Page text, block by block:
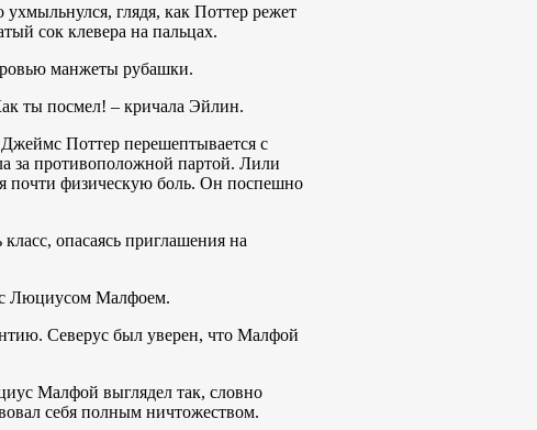
глядя, как Поттер режет
сок клевера на пальцах.
манжеты рубашки.
ты посмел! – кричала Эйлин.
Поттер перешептывается с
за противоположной партой. Лили
почти физическую боль. Он поспешно
опасаясь приглашения на
с Люциусом Малфоем.
Северус был уверен, что Малфой
Малфой выглядел так, словно
себя полным ничтожеством.